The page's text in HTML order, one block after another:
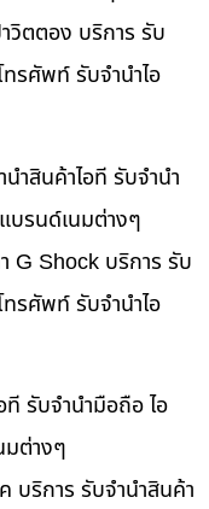
วิตตอง บริการ รับ
รศัพท์ รับจำนำไอ
ำสินค้าไอที รับจำนำ
บรนด์เนมต่างๆ
G Shock บริการ รับ
รศัพท์ รับจำนำไอ
รับจำนำมือถือ ไอ
มต่างๆ
บริการ รับจำนำสินค้า